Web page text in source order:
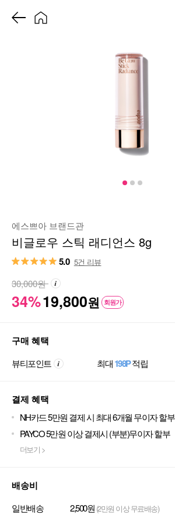
에스쁘아 브랜드관
비글로우 스틱 래디언스 8g
5.0 5건 리뷰
34%19,800원 회원가
30,000원
구매 혜택
뷰티포인트 최대198P적립
결제 혜택
NH카드 5만원 결제 시 최대 6개월 무이자 할부
PAYCO 5만원 이상 결제시 (부분)무이자 할부
더보기 >
배송비
일반배송 2,500원 (2만원 이상 무료배송)